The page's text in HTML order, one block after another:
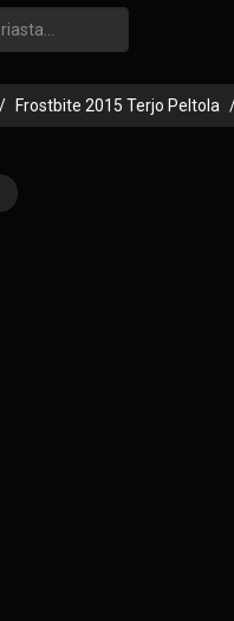
Frostbite 2015 Terjo Peltola